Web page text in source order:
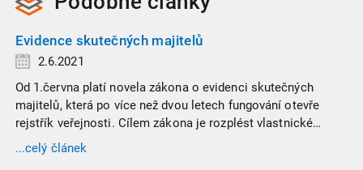
Evidence skutečných majitelů
2.6.2021
Od 1.června platí novela zákona o evidenci skutečných
majitelů, která po více než dvou letech fungování otevře
rejstřík veřejnosti. Cílem zákona je rozplést vlastnické
struktury českých společností.
...celý článek